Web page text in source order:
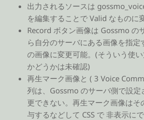
出力されるソースは
を編集することで Valid なものに
Record ボタン画像は Gossmo の
ら自分のサーバにある画像を指定
の画像に変更可能。(そういう使
かどうかは未確認)
再生マーク画像と ( 3 Voice
列は、Gossmo のサーバ側で設定
更できない。再生マーク画像はそ
与するなどして CSS で 非表示にで